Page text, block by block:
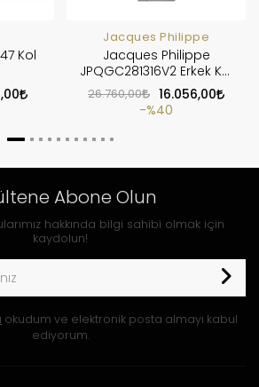
Kol
Jacques Philippe
Jacques Philippe
JPQGC281316V2 Erkek Kol
Saati
26.760,00
16.056,00
%40
Abone Olun
hakkında bilgi sahibi olmak için
kaydolun!
okudum ve elektronik posta almayı kabul
ediyorum.